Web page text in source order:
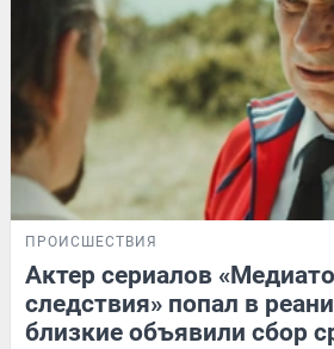
ПРОИСШЕСТВИЯ
Актер сериалов
следствия» попал в
близкие объявили сбор